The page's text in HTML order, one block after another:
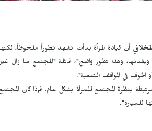
أن قيادة المرأة بدأت تشهد تطوراً ملحوظاً،
وهذا تطور واضح"، قائلة "المجتمع ما زال غير
الخوف في المواقف الصعبة".
بنظرة المجتمع للمرأة بشكل عام. فإذا كان المجتمع
للسيارة".